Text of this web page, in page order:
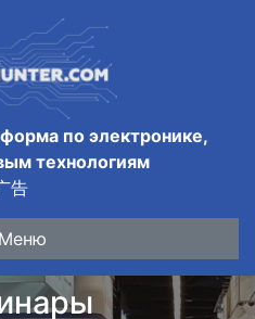
по электронике,
технологиям
告
Меню